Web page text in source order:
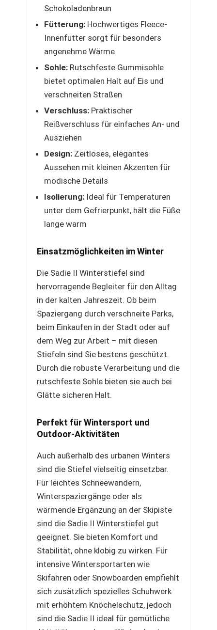
Schokoladenbraun
Fütterung: Hochwertiges Fleece-
Innenfutter sorgt für besonders
angenehme Wärme
Sohle: Rutschfeste Gummisohle
bietet optimalen Halt auf Eis und
verschneiten Straßen
Verschluss: Praktischer
Reißverschluss für einfaches An- und
Ausziehen
Design: Zeitloses, elegantes
Aussehen mit kleinen Akzenten für
modische Details
Isolierung: Ideal für Temperaturen
unter dem Gefrierpunkt, hält die Füße
lange warm
Einsatzmöglichkeiten im Winter
Die Sadie II Winterstiefel sind
hervorragende Begleiter für den Alltag
in der kalten Jahreszeit. Ob beim
Spaziergang durch verschneite Parks,
beim Einkaufen in der Stadt oder auf
dem Weg zur Arbeit – mit diesen
Stiefeln sind Sie bestens geschützt.
Durch die robuste Verarbeitung und die
rutschfeste Sohle bieten sie auch bei
Glätte sicheren Halt.
Perfekt für Wintersport und
Outdoor-Aktivitäten
Auch außerhalb des urbanen Winters
sind die Stiefel vielseitig einsetzbar.
Für leichtes Schneewandern,
Winterspaziergänge oder als
wärmende Ergänzung an der Skipiste
sind die Sadie II Winterstiefel gut
geeignet. Sie bieten Komfort und
Stabilität, ohne klobig zu wirken. Für
intensive Wintersportarten wie
Skifahren oder Snowboarden empfiehlt
sich zusätzlich spezielles Schuhwerk
mit erhöhtem Knöchelschutz, jedoch
sind die Sadie II ideal für gemütliche